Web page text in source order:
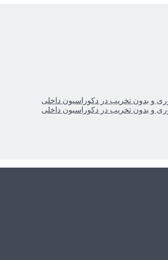
و بدون تخریب در دکوراسیون داخلی
و بدون تخریب در دکوراسیون داخلی